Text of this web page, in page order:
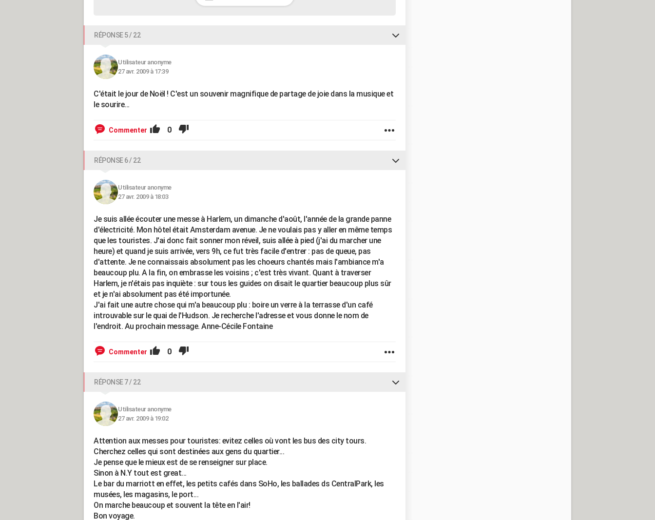
RÉPONSE 5 / 22
Utilisateur anonyme
27 avr. 2009 à 17:39
C'était le jour de Noël ! C'est un souvenir magnifique de partage de joie dans la musique et
le sourire...
Commenter 0
RÉPONSE 6 / 22
Utilisateur anonyme
27 avr. 2009 à 18:03
Je suis allée écouter une messe à Harlem, un dimanche d'août, l'année de la grande panne
d'électricité. Mon hôtel était Amsterdam avenue. Je ne voulais pas y aller en même temps
que les touristes. J'ai donc fait sonner mon réveil, suis allée à pied (j'ai du marcher une
heure) et quand je suis arrivée, vers 9h, ce fut très facile d'entrer : pas de queue, pas
d'attente. Je ne connaissais absolument pas les choeurs chantés mais l'ambiance m'a
beaucoup plu. A la fin, on embrasse les voisins ; c'est très vivant. Quant à traverser
Harlem, je n'étais pas inquiète : sur tous les guides on disait le quartier beaucoup plus sûr
et je n'ai absolument pas été importunée.
J'ai fait une autre chose qui m'a beaucoup plu : boire un verre à la terrasse d'un café
introuvable sur le quai de l'Hudson. Je recherche l'adresse et vous donne le nom de
l'endroit. Au prochain message. Anne-Cécile Fontaine
Commenter 0
RÉPONSE 7 / 22
Utilisateur anonyme
27 avr. 2009 à 19:02
Attention aux messes pour touristes: evitez celles où vont les bus des city tours.
Cherchez celles qui sont destinées aux gens du quartier...
Je pense que le mieux est de se renseigner sur place.
Sinon à N.Y tout est great...
Le bar du marriott en effet, les petits cafés dans SoHo, les ballades ds CentralPark, les
musées, les magasins, le port...
On marche beaucoup et souvent la tête en l'air!
Bon voyage.